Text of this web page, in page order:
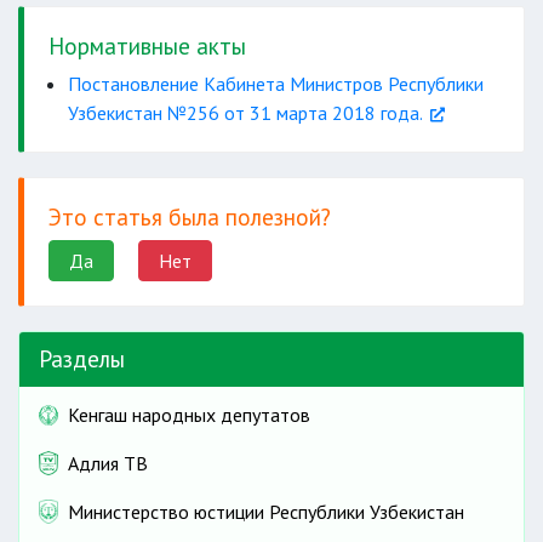
Нормативные акты
Постановление Кабинета Министров Республики
Узбекистан №256 от 31 марта 2018 года.
Это статья была полезной?
Да Нет
Разделы
Кенгаш народных депутатов
Адлия ТВ
Министерство юстиции Республики Узбекистан